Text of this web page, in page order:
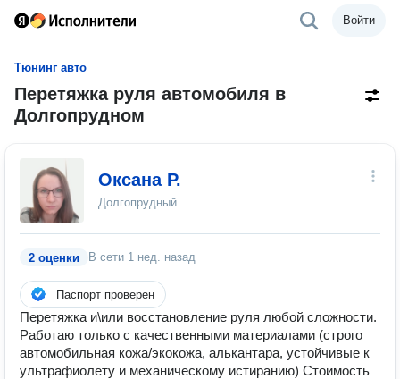
Войти
Тюнинг авто
Перетяжка руля автомобиля в
Долгопрудном
Оксана Р.
Долгопрудный
2 оценки В сети 1 нед. назад
Паспорт проверен
Перетяжка и\или восстановление руля любой сложности.
Работаю только с качественными материалами (строго
автомобильная кожа/экокожа, алькантара, устойчивые к
ультрафиолету и механическому истиранию) Стоимость